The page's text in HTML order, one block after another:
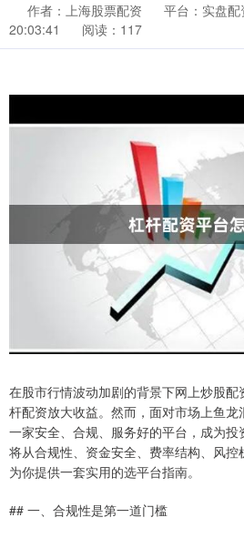
作者：上海股票配资 平台：实盘配
20:03:41
阅读：117
在股市行情波动加剧的背景下网上炒股
杆配资放大收益。然而，面对市场上鱼
一家安全、合规、服务好的平台，成为
将从合规性、资金安全、费率结构、风控
为你提供一套实用的选平台指南。
## 一、合规性是第一道门槛